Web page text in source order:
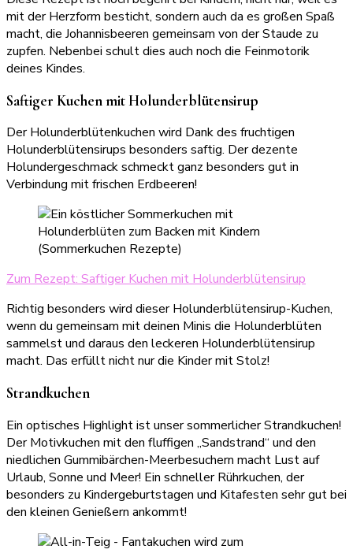
mit der Herzform besticht, sondern auch da es großen Spaß
macht, die Johannisbeeren gemeinsam von der Staude zu
zupfen. Nebenbei schult dies auch noch die Feinmotorik
deines Kindes.
Saftiger Kuchen mit Holunderblütensirup
Der Holunderblütenkuchen wird Dank des fruchtigen
Holunderblütensirups besonders saftig. Der dezente
Holundergeschmack schmeckt ganz besonders gut in
Verbindung mit frischen Erdbeeren!
Zum Rezept: Saftiger Kuchen mit Holunderblütensirup
Richtig besonders wird dieser Holunderblütensirup-Kuchen,
wenn du gemeinsam mit deinen Minis die Holunderblüten
sammelst und daraus den leckeren Holunderblütensirup
macht. Das erfüllt nicht nur die Kinder mit Stolz!
Strandkuchen
Ein optisches Highlight ist unser sommerlicher Strandkuchen!
Der Motivkuchen mit den fluffigen „Sandstrand“ und den
niedlichen Gummibärchen-Meerbesuchern macht Lust auf
Urlaub, Sonne und Meer! Ein schneller Rührkuchen, der
besonders zu Kindergeburtstagen und Kitafesten sehr gut bei
den kleinen Genießern ankommt!